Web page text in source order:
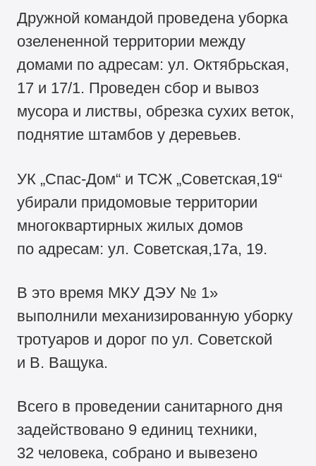
Дружной командой проведена уборка
озелененной территории между
домами по адресам: ул. Октябрьская,
17 и 17/1. Проведен сбор и вывоз
мусора и листвы, обрезка сухих веток,
поднятие штамбов у деревьев.
УК „Спас-Дом“ и ТСЖ „Советская,19“
убирали придомовые территории
многоквартирных жилых домов
по адресам: ул. Советская,17а, 19.
В это время МКУ ДЭУ № 1»
выполнили механизированную уборку
тротуаров и дорог по ул. Советской
и В. Ващука.
Всего в проведении санитарного дня
задействовано 9 единиц техники,
32 человека, собрано и вывезено